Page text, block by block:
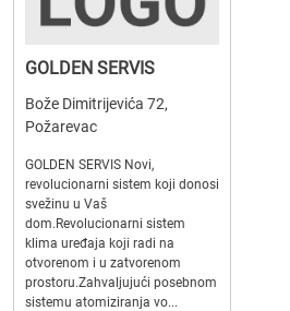
GOLDEN SERVIS
Bože Dimitrijevića 72,
Požarevac
GOLDEN SERVIS Novi,
revolucionarni sistem koji donosi
svežinu u Vaš
dom.Revolucionarni sistem
klima uređaja koji radi na
otvorenom i u zatvorenom
prostoru.Zahvaljujući posebnom
sistemu atomiziranja vo...